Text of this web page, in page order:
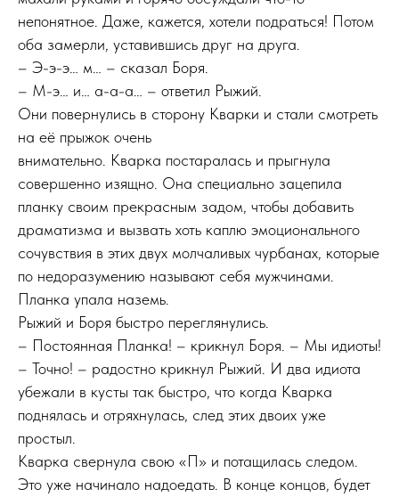
непонятное. Даже, кажется, хотели подраться! Потом
оба замерли, уставившись друг на друга.
– Э-э-э… м… – сказал Боря.
– М-э… и… а-а-а… – ответил Рыжий.
Они повернулись в сторону Кварки и стали смотреть
на её прыжок очень
внимательно. Кварка постаралась и прыгнула
совершенно изящно. Она специально зацепила
планку своим прекрасным задом, чтобы добавить
драматизма и вызвать хоть каплю эмоционального
сочувствия в этих двух молчаливых чурбанах, которые
по недоразумению называют себя мужчинами.
Планка упала наземь.
Рыжий и Боря быстро переглянулись.
– Постоянная Планка! – крикнул Боря. – Мы идиоты!
– Точно! – радостно крикнул Рыжий. И два идиота
убежали в кусты так быстро, что когда Кварка
поднялась и отряхнулась, след этих двоих уже
простыл.
Кварка свернула свою «П» и потащилась следом.
Это уже начинало надоедать. В конце концов, будет